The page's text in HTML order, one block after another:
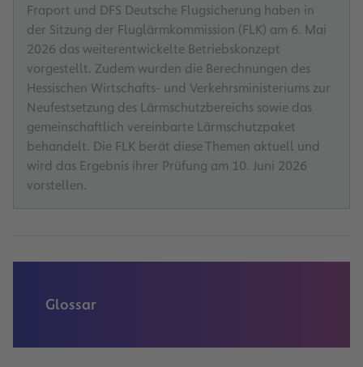
Fraport und DFS Deutsche Flugsicherung haben in
der Sitzung der Fluglärmkommission (FLK) am 6. Mai
2026 das weiterentwickelte Betriebskonzept
vorgestellt. Zudem wurden die Berechnungen des
Hessischen Wirtschafts- und Verkehrsministeriums zur
Neufestsetzung des Lärmschutzbereichs sowie das
gemeinschaftlich vereinbarte Lärmschutzpaket
behandelt. Die FLK berät diese Themen aktuell und
wird das Ergebnis ihrer Prüfung am 10. Juni 2026
vorstellen.
Glossar